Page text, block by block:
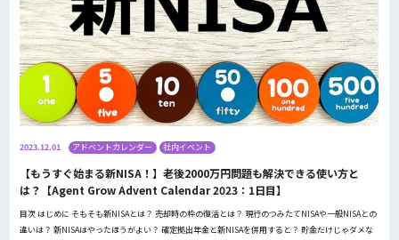
2023.12.01 アドベントカレンダー 社内イベント
【もうすぐ始まる新NISA！】老後2000万円問題も解決できる使い方と
は？【Agent Grow Advent Calendar 2023：1日目】
目次 はじめに そもそも新NISAとは？ 売却時の枠の復活とは？ 現行のつみたてNISAや一般NISAとの
違いは？ 新NISAはやったほうがよい？ 確定拠出年金と新NISAを併用すると？ 貯金だけじゃダメな